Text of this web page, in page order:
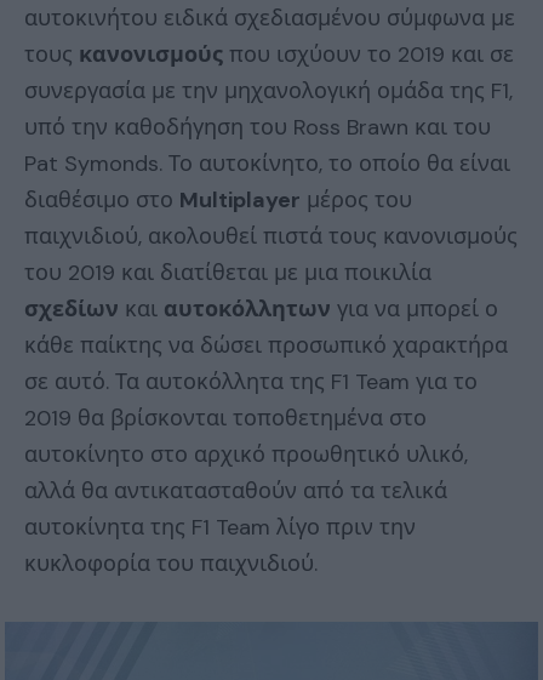
αυτοκινήτου ειδικά σχεδιασμένου σύμφωνα με
τους κανονισμούς που ισχύουν το 2019 και σε
συνεργασία με την μηχανολογική ομάδα της F1,
υπό την καθοδήγηση του Ross Brawn και του
Pat Symonds. Το αυτοκίνητο, το οποίο θα είναι
διαθέσιμο στο Multiplayer μέρος του
παιχνιδιού, ακολουθεί πιστά τους κανονισμούς
του 2019 και διατίθεται με μια ποικιλία
σχεδίων και αυτοκόλλητων για να μπορεί ο
κάθε παίκτης να δώσει προσωπικό χαρακτήρα
σε αυτό. Τα αυτοκόλλητα της F1 Team για το
2019 θα βρίσκονται τοποθετημένα στο
αυτοκίνητο στο αρχικό προωθητικό υλικό,
αλλά θα αντικατασταθούν από τα τελικά
αυτοκίνητα της F1 Team λίγο πριν την
κυκλοφορία του παιχνιδιού.